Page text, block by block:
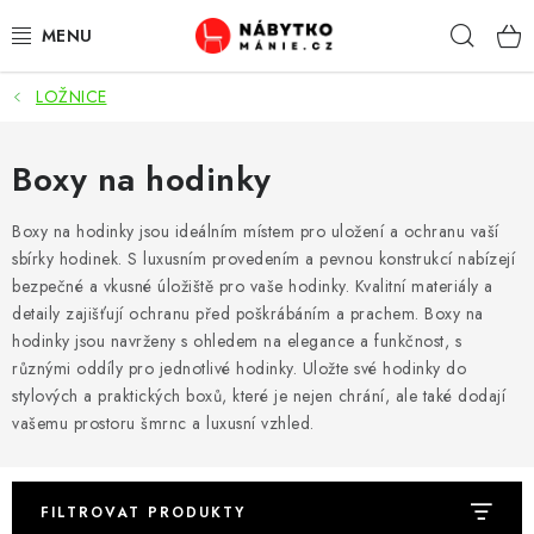
na
OBÝVACÍ POKOJ
KUCHYŇ A JÍDELNA
LOŽNICE
DĚTSKÝ POKOJ
KANCELÁŘ / PRACOVNA
KOUPELNA A WC
LOŽNICE
Boxy na hodinky
Boxy na hodinky jsou ideálním místem pro uložení a ochranu vaší
sbírky hodinek. S luxusním provedením a pevnou konstrukcí nabízejí
bezpečné a vkusné úložiště pro vaše hodinky. Kvalitní materiály a
detaily zajišťují ochranu před poškrábáním a prachem. Boxy na
hodinky jsou navrženy s ohledem na elegance a funkčnost, s
různými oddíly pro jednotlivé hodinky. Uložte své hodinky do
stylových a praktických boxů, které je nejen chrání, ale také dodají
vašemu prostoru šmrnc a luxusní vzhled.
FILTROVAT PRODUKTY